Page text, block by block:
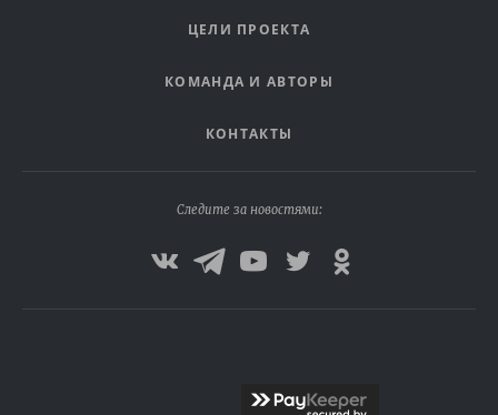
ЦЕЛИ ПРОЕКТА
КОМАНДА И АВТОРЫ
КОНТАКТЫ
Следите за новостями: